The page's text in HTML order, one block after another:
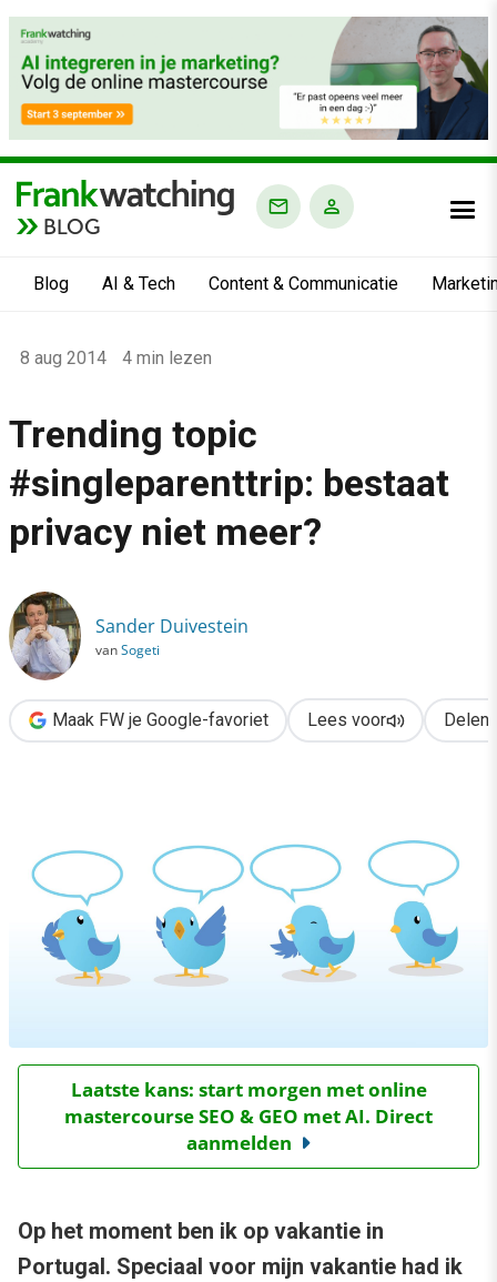
BLOG
Blog AI & Tech Content & Communicatie
Alle artikelen
Trending topic #singleparenttrip: bestaat privacy niet meer?
8 aug 2014 4 min lezen
Trending topic
#singleparenttrip: bestaat
privacy niet meer?
Sander Duivestein
vanSogeti
Maak FW je Google-favoriet Lees voor Delen
Laatste kans: start morgen met online
mastercourse SEO & GEO met AI. Direct
aanmelden
Op het moment ben ik op vakantie in
Portugal. Speciaal voor mijn vakantie had ik